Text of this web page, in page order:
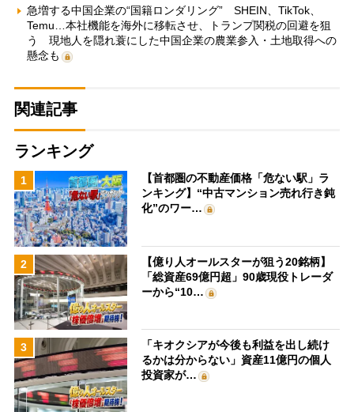
急増する中国企業の“国籍ロンダリング” SHEIN、TikTok、
Temu…本社機能を海外に移転させ、トランプ関税の回避を狙
う 現地人を隠れ蓑にした中国企業の農業参入・土地取得への
懸念も
関連記事
ランキング
1
【首都圏の不動産価格「危ない駅」ラ
ンキング】“中古マンション売れ行き鈍
化”のワー…
2
【億り人オールスターが狙う20銘柄】
「総資産69億円超」90歳現役トレーダ
ーから“10…
3
「キオクシアが今後も利益を出し続け
るかは分からない」資産11億円の個人
投資家が…